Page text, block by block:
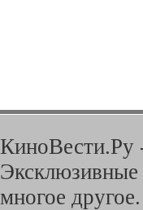
КиноВести.Ру
многое другое.